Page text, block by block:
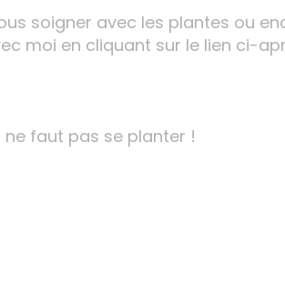
soigner avec les plantes ou
moi en cliquant sur le lien ci-
ne faut pas se planter !